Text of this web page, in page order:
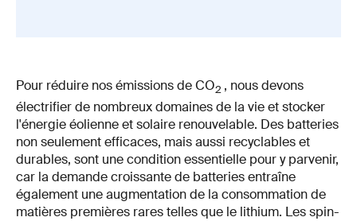
Pour réduire nos émissions de CO2 , nous devons
électrifier de nombreux domaines de la vie et stocker
l'énergie éolienne et solaire renouvelable. Des batteries
non seulement efficaces, mais aussi recyclables et
durables, sont une condition essentielle pour y parvenir,
car la demande croissante de batteries entraîne
également une augmentation de la consommation de
matières premières rares telles que le lithium. Les spin-